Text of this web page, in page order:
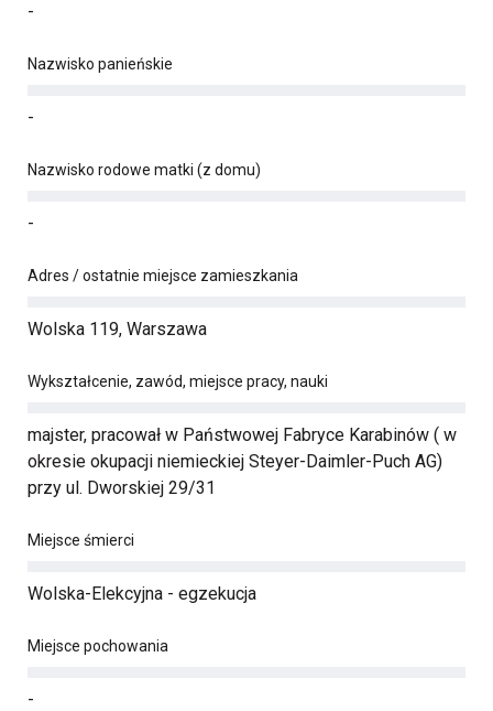
-
Nazwisko panieńskie
-
Nazwisko rodowe matki (z domu)
-
Adres / ostatnie miejsce zamieszkania
Wolska 119, Warszawa
Wykształcenie, zawód, miejsce pracy, nauki
majster, pracował w Państwowej Fabryce Karabinów ( w
okresie okupacji niemieckiej Steyer-Daimler-Puch AG)
przy ul. Dworskiej 29/31
Miejsce śmierci
Wolska-Elekcyjna - egzekucja
Miejsce pochowania
-